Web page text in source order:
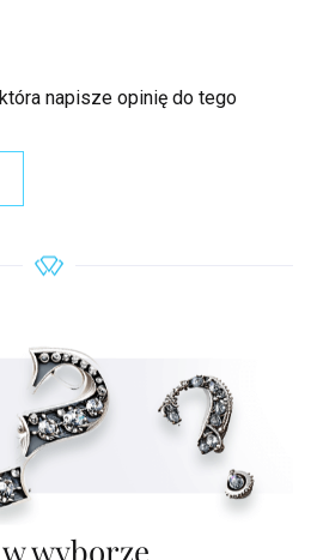
napisze opinię do tego
wyborze